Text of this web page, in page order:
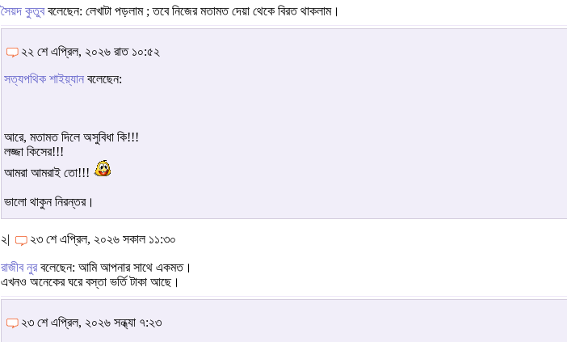
সৈয়দ কুতুববলেছেন: লেখাটা পড়লাম ; তবে নিজের মতামত দেয়া থেকে বিরত থাকলাম।
২২ শে এপ্রিল, ২০২৬ রাত ১০:৫২
সত্যপথিক শাইয়্যান বলেছেন:
আরে, মতামত দিলে অসুবিধা কি!!!
লজ্জা কিসের!!!
আমরা আমরাই তো!!!
ভালো থাকুন নিরন্তর।
২| ২৩ শে এপ্রিল, ২০২৬ সকাল ১১:৩০
রাজীব নুরবলেছেন: আমি আপনার সাথে একমত।
এখনও অনেকের ঘরে বস্তা ভর্তি টাকা আছে।
২৩ শে এপ্রিল, ২০২৬ সন্ধ্যা ৭:২৩